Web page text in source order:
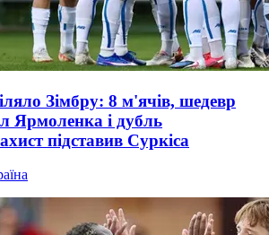
Зімбру: 8 м'ячів, шедевр
Ярмоленка і дубль
підставив Суркіса